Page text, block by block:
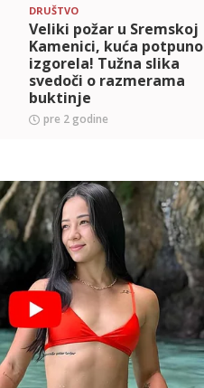
DRUŠTVO
Veliki požar u Sremskoj
Kamenici, kuća potpuno
izgorela! Tužna slika
svedoči o razmerama
buktinje
pre 2 godine